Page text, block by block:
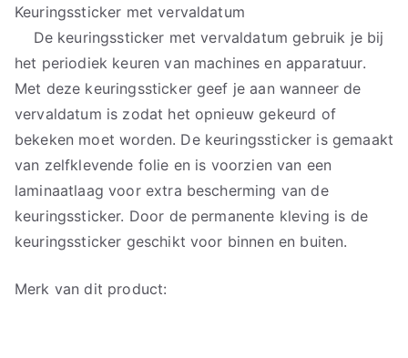
Keuringssticker met vervaldatum
De keuringssticker met vervaldatum gebruik je bij
het periodiek keuren van machines en apparatuur.
Met deze keuringssticker geef je aan wanneer de
vervaldatum is zodat het opnieuw gekeurd of
bekeken moet worden. De keuringssticker is gemaakt
van zelfklevende folie en is voorzien van een
laminaatlaag voor extra bescherming van de
keuringssticker. Door de permanente kleving is de
keuringssticker geschikt voor binnen en buiten.
Merk van dit product: